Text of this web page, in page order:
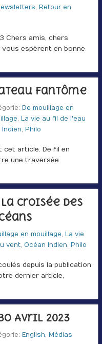
, Retour en
Chers amis, chers
vous espèrent en bonne
fantôme
De mouillage en
, La vie au fil de l'eau
Indien, Philo
cet article. De fil en
une traversée
la croisée des
en mouillage, La vie
vent, Océan Indien, Philo
depuis la publication
dernier article,
Avril 2023
English, Médias